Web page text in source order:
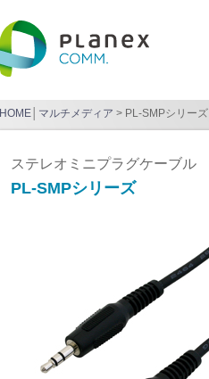
HOME マルチメディア > PL-SMPシリーズ
ステレオミニプラグケーブル
PL-SMPシリーズ